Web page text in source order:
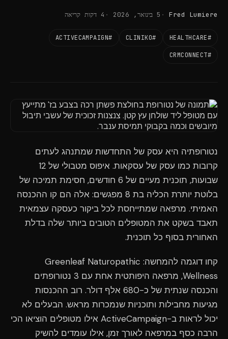
Fred Lumiere 5 בינואר, 2026 4 דקות קריאה
#HEALTHCARE
#CLINIKO
#ACTIVECAMPAIGN
#CRMCONNECT
נטורופתיה היא עסק של התחדשות שמתנהג לעתים
קרובות כמו עסק של עסקאות. איפוס מטבולי של 12
שבועות, תוכנית מעיים של 6 חודשים, חסימת תמיכה של
בלוטת יותרת הכליה בת 8 מפגשים: אלה הם קו ההכנסה
האמיתי. מרפאה שמתייחסת לכל ביקור כעסקה עצמאית
תאבד בשקט את המטופלים הטובים ביותר שלה בדלת
האחורית בסוף כל תוכנית.
קחו דוגמה להמחשה: Greenleaf Naturopathic
Wellness, מרפאה היפותטית אחת עם 3 נטורופתים
והכנסה שנתית של כ-680 אלף דולר. רוב ההכנסות
מגיעות מחבילות ותוכניות שנמכרות מראש. הבעלים לא
יכול לראות ב-ActiveCampaign אילו מטופלים הוציאו הכי
הרבה כסף במרפאה לאורך זמן, אילו עומדים להשיק